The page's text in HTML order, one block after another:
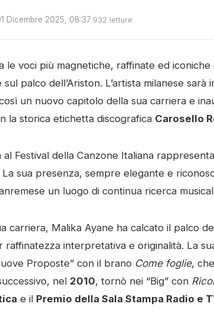
Dicembre 2025, 08:37·932 letture
le voci più magnetiche, raffinate ed iconiche
palco dell’Ariston. L’artista milanese sarà
un nuovo capitolo della sua carriera e
la storica etichetta discografica Carosello
Festival della Canzone Italiana
La sua presenza, sempre elegante e
un luogo di continua ricerca
carriera, Malika Ayane ha calcato il palco
raffinatezza interpretativa e originalità. La
Proposte” con il brano Come foglie,
nel 2010, tornò nei “Big” con
e il Premio della Sala Stampa Radio e